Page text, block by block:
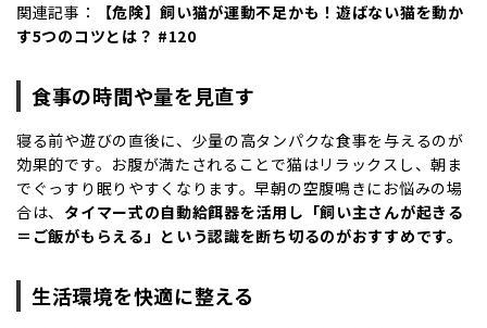
関連記事：
【危険】飼い猫が運動不足かも！遊ばない猫を動か
す5つのコツとは？ #120
食事の時間や量を見直す
寝る前や遊びの直後に、少量の高タンパクな食事を与えるのが
効果的です。お腹が満たされることで猫はリラックスし、朝ま
でぐっすり眠りやすくなります。早朝の空腹鳴きにお悩みの場
合は、 タイマー式の自動給餌器を活用し「飼い主さんが起きる
＝ご飯がもらえる」という認識を断ち切るのがおすすめです。
生活環境を快適に整える